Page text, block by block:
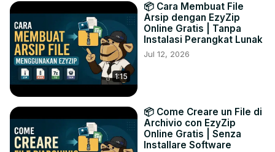
1:15
📦 Cara Membuat File
Arsip dengan EzyZip
Online Gratis | Tanpa
Instalasi Perangkat Lunak
Jul 12, 2026
📦 Come Creare un File di
Archivio con EzyZip
Online Gratis | Senza
Installare Software